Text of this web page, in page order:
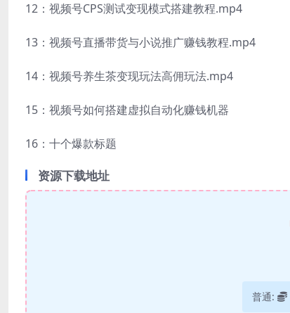
12：视频号CPS测试变现模式搭建教程.mp4
13：视频号直播带货与小说推广赚钱教程.mp4
14：视频号养生茶变现玩法高佣玩法.mp4
15：视频号如何搭建虚拟自动化赚钱机器
16：十个爆款标题
资源下载地址
普通: